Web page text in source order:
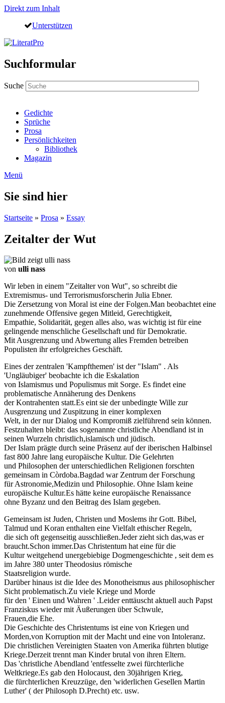
Direkt zum Inhalt
Unterstützen
Suchformular
Suche
Gedichte
Sprüche
Prosa
Persönlichkeiten
Bibliothek
Magazin
Menü
Sie sind hier
Startseite » Prosa » Essay
Zeitalter der Wut
von ulli nass
Wir leben in einem "Zeitalter von Wut", so schreibt die
Extremismus- und Terrorismusforscherin Julia Ebner.
Die Zersetzung von Moral ist eine der Folgen.Man beobachtet eine
zunehmende Offensive gegen Mitleid, Gerechtigkeit,
Empathie, Solidarität, gegen alles also, was wichtig ist für eine
gelingende menschliche Gesellschaft und für Demokratie.
Mit Ausgrenzung und Abwertung alles Fremden betreiben
Populisten ihr erfolgreiches Geschäft.
Eines der zentralen 'Kampfthemen' ist der "Islam" . Als
'Ungläubiger' beobachte ich die Eskalation
von Islamismus und Populismus mit Sorge. Es findet eine
problematische Annäherung des Denkens
der Kontrahenten statt.Es eint sie der unbedingte Wille zur
Ausgrenzung und Zuspitzung in einer komplexen
Welt, in der nur Dialog und Kompromiß zielführend sein können.
Festzuhalten bleibt: das sogenannte christliche Abendland ist in
seinen Wurzeln christlich,islamisch und jüdisch.
Der Islam prägte durch seine Präsenz auf der iberischen Halbinsel
fast 800 Jahre lang europäische Kultur. Die Gelehrten
und Philosophen der unterschiedlichen Religionen forschten
gemeinsam in Còrdoba.Bagdad war Zentrum der Forschung
für Astronomie,Medizin und Philosophie. Ohne Islam keine
europäische Kultur.Es hätte keine europäische Renaissance
ohne Byzanz und den Beitrag des Islam gegeben.
Gemeinsam ist Juden, Christen und Moslems ihr Gott. Bibel,
Talmud und Koran enthalten eine Vielfalt ethischer Regeln,
die sich oft gegenseitig ausschließen.Jeder zieht sich das,was er
braucht.Schon immer.Das Christentum hat eine für die
Kultur weitgehend unergebiebige Dogmengeschichte , seit dem es
im Jahre 380 unter Theodosius römische
Staatsreligion wurde.
Darüber hinaus ist die Idee des Monotheismus aus philosophischer
Sicht problematisch.Zu viele Kriege und Morde
für den ' Einen und Wahren ' .Leider enttäuscht aktuell auch Papst
Franziskus wieder mit Äußerungen über Schwule,
Frauen,die Ehe.
Die Geschichte des Christentums ist eine von Kriegen und
Morden,von Korruption mit der Macht und eine von Intoleranz.
Die christlichen Vereinigten Staaten von Amerika führten blutige
Kriege.Derzeit trennt man Kinder brutal von ihren Eltern.
Das 'christliche Abendland 'entfesselte zwei fürchterliche
Weltkriege.Es gab den Holocaust, den 30jährigen Krieg,
die fürchterlichen Kreuzzüge, den 'widerlichen Gesellen Martin
Luther' ( der Philosoph D.Precht) etc. usw.